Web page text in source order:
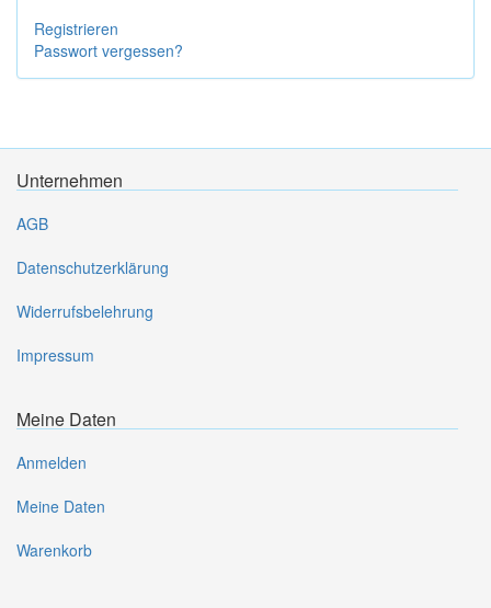
Registrieren
Passwort vergessen?
Unternehmen
AGB
Datenschutzerklärung
Widerrufsbelehrung
Impressum
Meine Daten
Anmelden
Meine Daten
Warenkorb